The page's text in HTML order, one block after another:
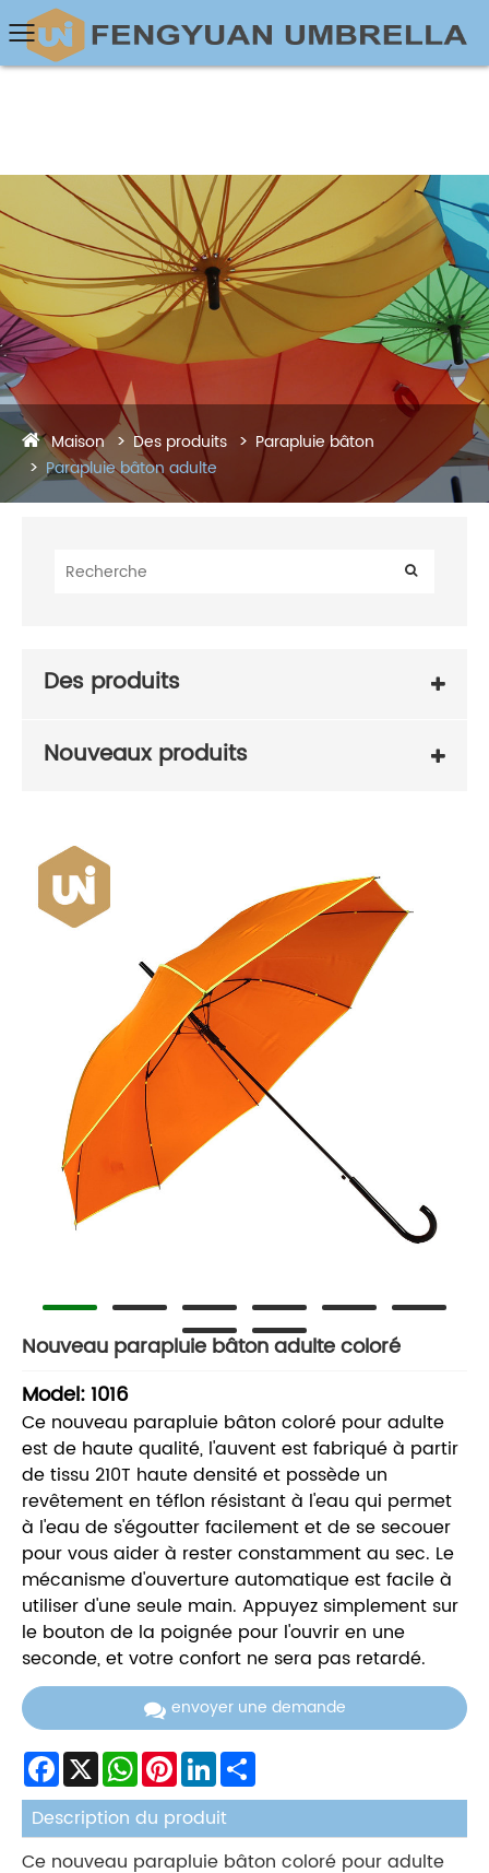
Maison Des produits
Parapluie bâton
Parapluie bâton adulte
Des produits
Nouveaux produits
Nouveau parapluie bâton adulte coloré
Model: 1016
Ce nouveau parapluie bâton coloré pour adulte
est de haute qualité, l'auvent est fabriqué à partir
de tissu 210T haute densité et possède un
revêtement en téflon résistant à l'eau qui permet
à l'eau de s'égoutter facilement et de se secouer
pour vous aider à rester constamment au sec. Le
mécanisme d'ouverture automatique est facile à
utiliser d'une seule main. Appuyez simplement sur
le bouton de la poignée pour l'ouvrir en une
seconde, et votre confort ne sera pas retardé.
envoyer une demande
Facebook
X WhatsAppPinterestLinkedIn
Description du produit
Ce nouveau parapluie bâton coloré pour adulte